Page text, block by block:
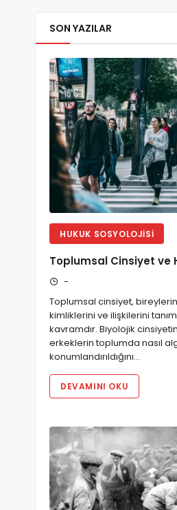
SON YAZILAR
HUKUK SOSYOLOJISI
Toplumsal Cinsiyet ve
-
Toplumsal cinsiyet,
kimliklerini ve ilişkilerini
kavramdır. Biyolojik
erkeklerin toplumda nasıl
konumlandırıldığını…
DEVAMINI OKU